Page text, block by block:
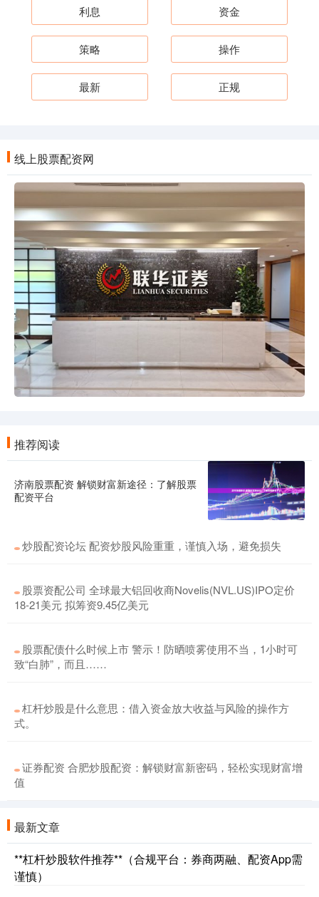
利息 资金
策略 操作
最新 正规
线上股票配资网
推荐阅读
济南股票配资 解锁财富新途径：了解股票
配资平台
炒股配资论坛 配资炒股风险重重，谨慎入场，避免损失
股票资配公司 全球最大铝回收商Novelis(NVL.US)IPO定价
18-21美元 拟筹资9.45亿美元
股票配债什么时候上市 警示！防晒喷雾使用不当，1小时可
致“白肺”，而且……
杠杆炒股是什么意思：借入资金放大收益与风险的操作方
式。
证券配资 合肥炒股配资：解锁财富新密码，轻松实现财富增
值
最新文章
**杠杆炒股软件推荐**（合规平台：券商两融、配资App需
谨慎）